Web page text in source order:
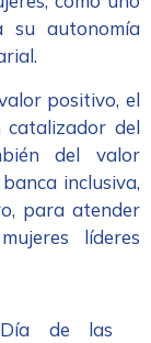
su autonomía
positivo, el
catalizador del
del valor
inclusiva,
para atender
líderes
de las